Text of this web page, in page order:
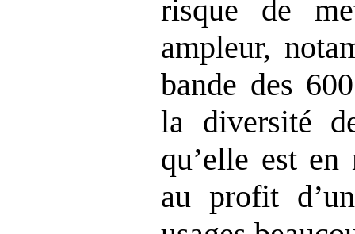
risque de
ampleur,
bande des
la diversité
qu’elle est en
au profit